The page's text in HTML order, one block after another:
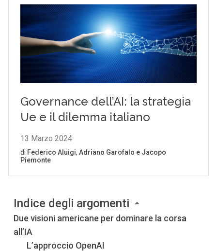
Indice degli argomenti
Due visioni americane per dominare la corsa
all’IA
L’approccio OpenAI